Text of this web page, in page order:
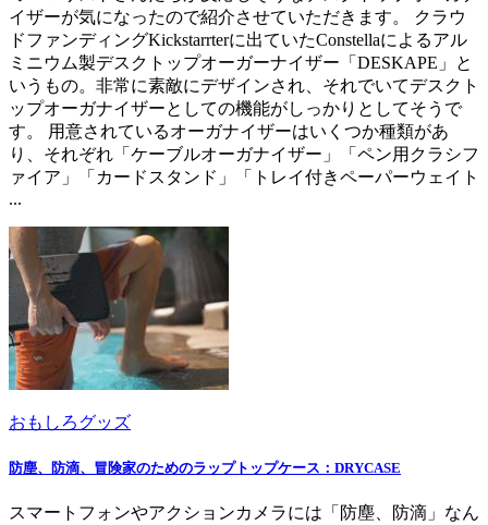
イザーが気になったので紹介させていただきます。 クラウ
ドファンディングKickstarrterに出ていたConstellaによるアル
ミニウム製デスクトップオーガーナイザー「DESKAPE」と
いうもの。非常に素敵にデザインされ、それでいてデスクト
ップオーガナイザーとしての機能がしっかりとしてそうで
す。 用意されているオーガナイザーはいくつか種類があ
り、それぞれ「ケーブルオーガナイザー」「ペン用クラシフ
ァイア」「カードスタンド」「トレイ付きペーパーウェイト
...
おもしろグッズ
防塵、防滴、冒険家のためのラップトップケース：DRYCASE
スマートフォンやアクションカメラには「防塵、防滴」なん